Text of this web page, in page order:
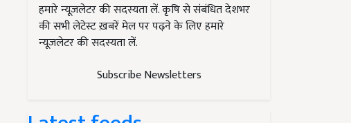
हमारे न्यूज़लेटर की सदस्यता लें. कृषि से संबंधित देशभर
की सभी लेटेस्ट ख़बरें मेल पर पढ़ने के लिए हमारे
न्यूज़लेटर की सदस्यता लें.
Subscribe Newsletters